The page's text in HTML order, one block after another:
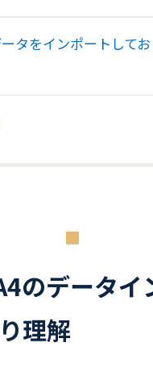
タをインポートして
のデータイ
理解